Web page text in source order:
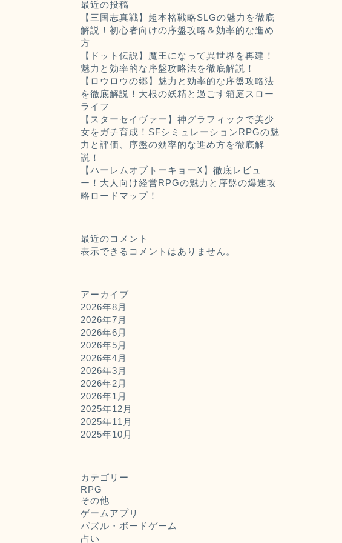
最近の投稿
【三国志真戦】超本格戦略SLGの魅力を徹底
解説！初心者向けの序盤攻略＆効率的な進め
方
【ドット伝説】魔王になって異世界を再建！
魅力と効率的な序盤攻略法を徹底解説！
【ロウロウの郷】魅力と効率的な序盤攻略法
を徹底解説！大根の妖精と過ごす箱庭スロー
ライフ
【スターセイヴァー】神グラフィックで美少
女をガチ育成！SFシミュレーションRPGの魅
力と評価、序盤の効率的な進め方を徹底解
説！
【ハーレムオブトーキョーX】徹底レビュ
ー！大人向け経営RPGの魅力と序盤の爆速攻
略ロードマップ！
最近のコメント
表示できるコメントはありません。
アーカイブ
2026年8月
2026年7月
2026年6月
2026年5月
2026年4月
2026年3月
2026年2月
2026年1月
2025年12月
2025年11月
2025年10月
カテゴリー
RPG
その他
ゲームアプリ
パズル・ボードゲーム
占い